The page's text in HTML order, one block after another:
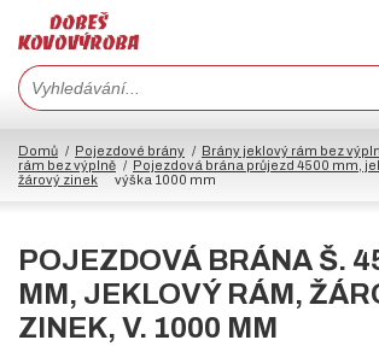
Domů Pojezdové brány Brány jeklový rám bez
rám bez výplně
Pojezdová brána průjezd 4500 mm,
žárový zinek
výška 1000 mm
POJEZDOVÁ BRÁNA Š.
MM, JEKLOVÝ RÁM,
ZINEK, V. 1000 MM